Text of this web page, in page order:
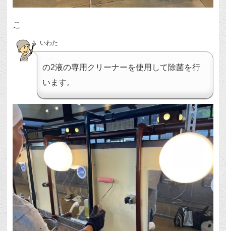
こ
いわた
の2液の専用クリーナーを使用して除菌を行
います。